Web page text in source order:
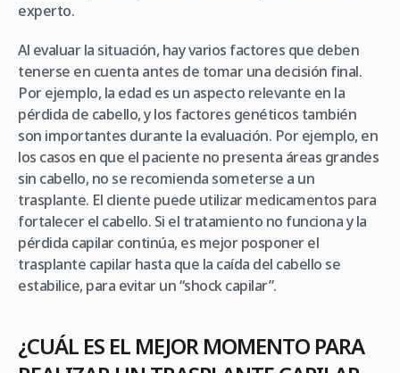
experto.
Al evaluar la situación, hay varios factores que deben
tenerse en cuenta antes de tomar una decisión final.
Por ejemplo, la edad es un aspecto relevante en la
pérdida de cabello, y los factores genéticos también
son importantes durante la evaluación. Por ejemplo, en
los casos en que el paciente no presenta áreas grandes
sin cabello, no se recomienda someterse a un
trasplante. El cliente puede utilizar medicamentos para
fortalecer el cabello. Si el tratamiento no funciona y la
pérdida capilar continúa, es mejor posponer el
trasplante capilar hasta que la caída del cabello se
estabilice, para evitar un “shock capilar”.
¿CUÁL ES EL MEJOR MOMENTO PARA